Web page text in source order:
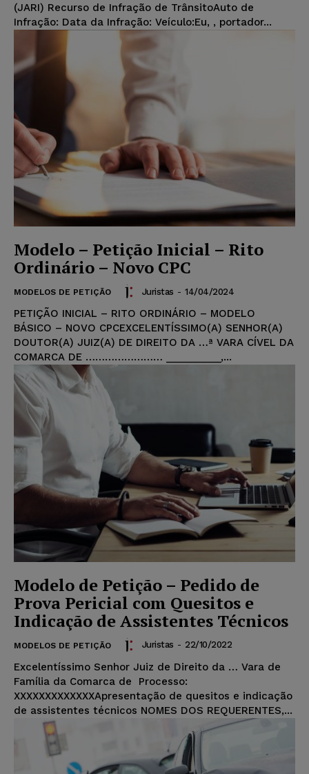
(JARI) Recurso de Infração de TrânsitoAuto de
Infração: Data da Infração: Veículo:Eu, , portador...
Modelo – Petição Inicial – Rito
Ordinário – Novo CPC
MODELOS DE PETIÇÃO Juristas - 14/04/2024
PETIÇÃO INICIAL – RITO ORDINÁRIO – MODELO
BÁSICO – NOVO CPCEXCELENTÍSSIMO(A) SENHOR(A)
DOUTOR(A) JUIZ(A) DE DIREITO DA …ª VARA CÍVEL DA
COMARCA DE …………………… __________,...
Modelo de Petição – Pedido de
Prova Pericial com Quesitos e
Indicação de Assistentes Técnicos
MODELOS DE PETIÇÃO Juristas - 22/10/2022
Excelentíssimo Senhor Juiz de Direito da … Vara de
Família da Comarca de Processo:
XXXXXXXXXXXXXApresentação de quesitos e indicação
de assistentes técnicos NOMES DOS REQUERENTES,...